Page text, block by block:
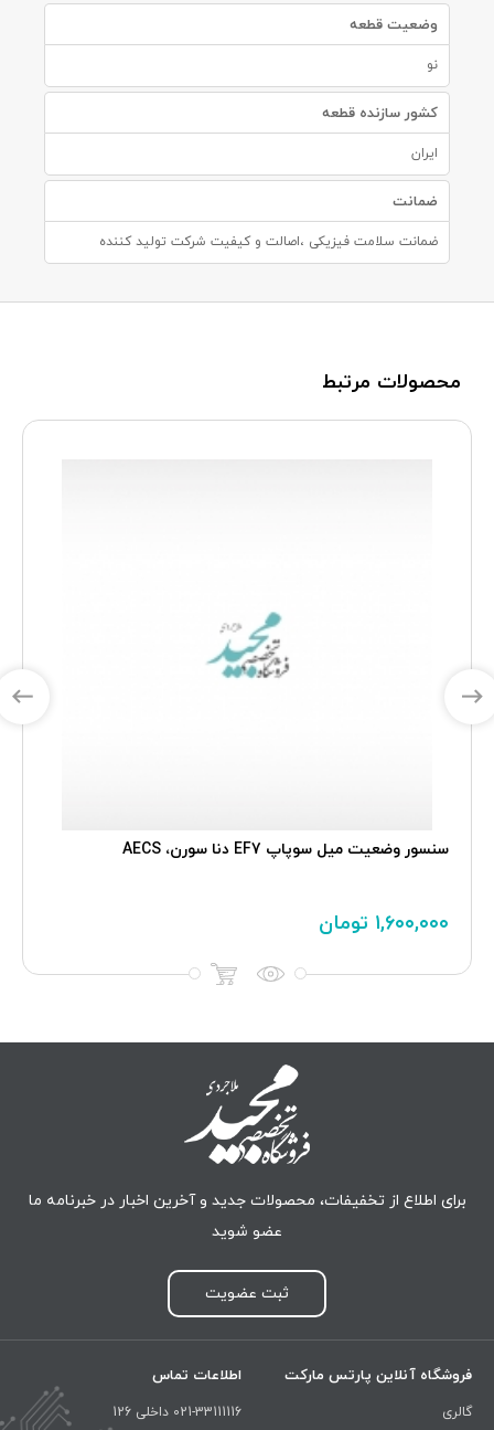
وضعیت قطعه
نو
کشور سازنده قطعه
ایران
ضمانت
ضمانت سلامت فیزیکی ،اصالت و کیفیت شرکت تولید کننده
محصولات مرتبط
سنسور وضعيت ميل سوپاپ EF7 دنا سورن، AECS
۱,۶۰۰,۰۰۰ تومان
برای اطلاع از تخفیفات، محصولات جدید و آخرین اخبار در خبرنامه ما
عضو شوید
ثبت عضویت
فروشگاه آنلاین پارتس مارکت
گالری
اطلاعات تماس
021-33111116 داخلی 126